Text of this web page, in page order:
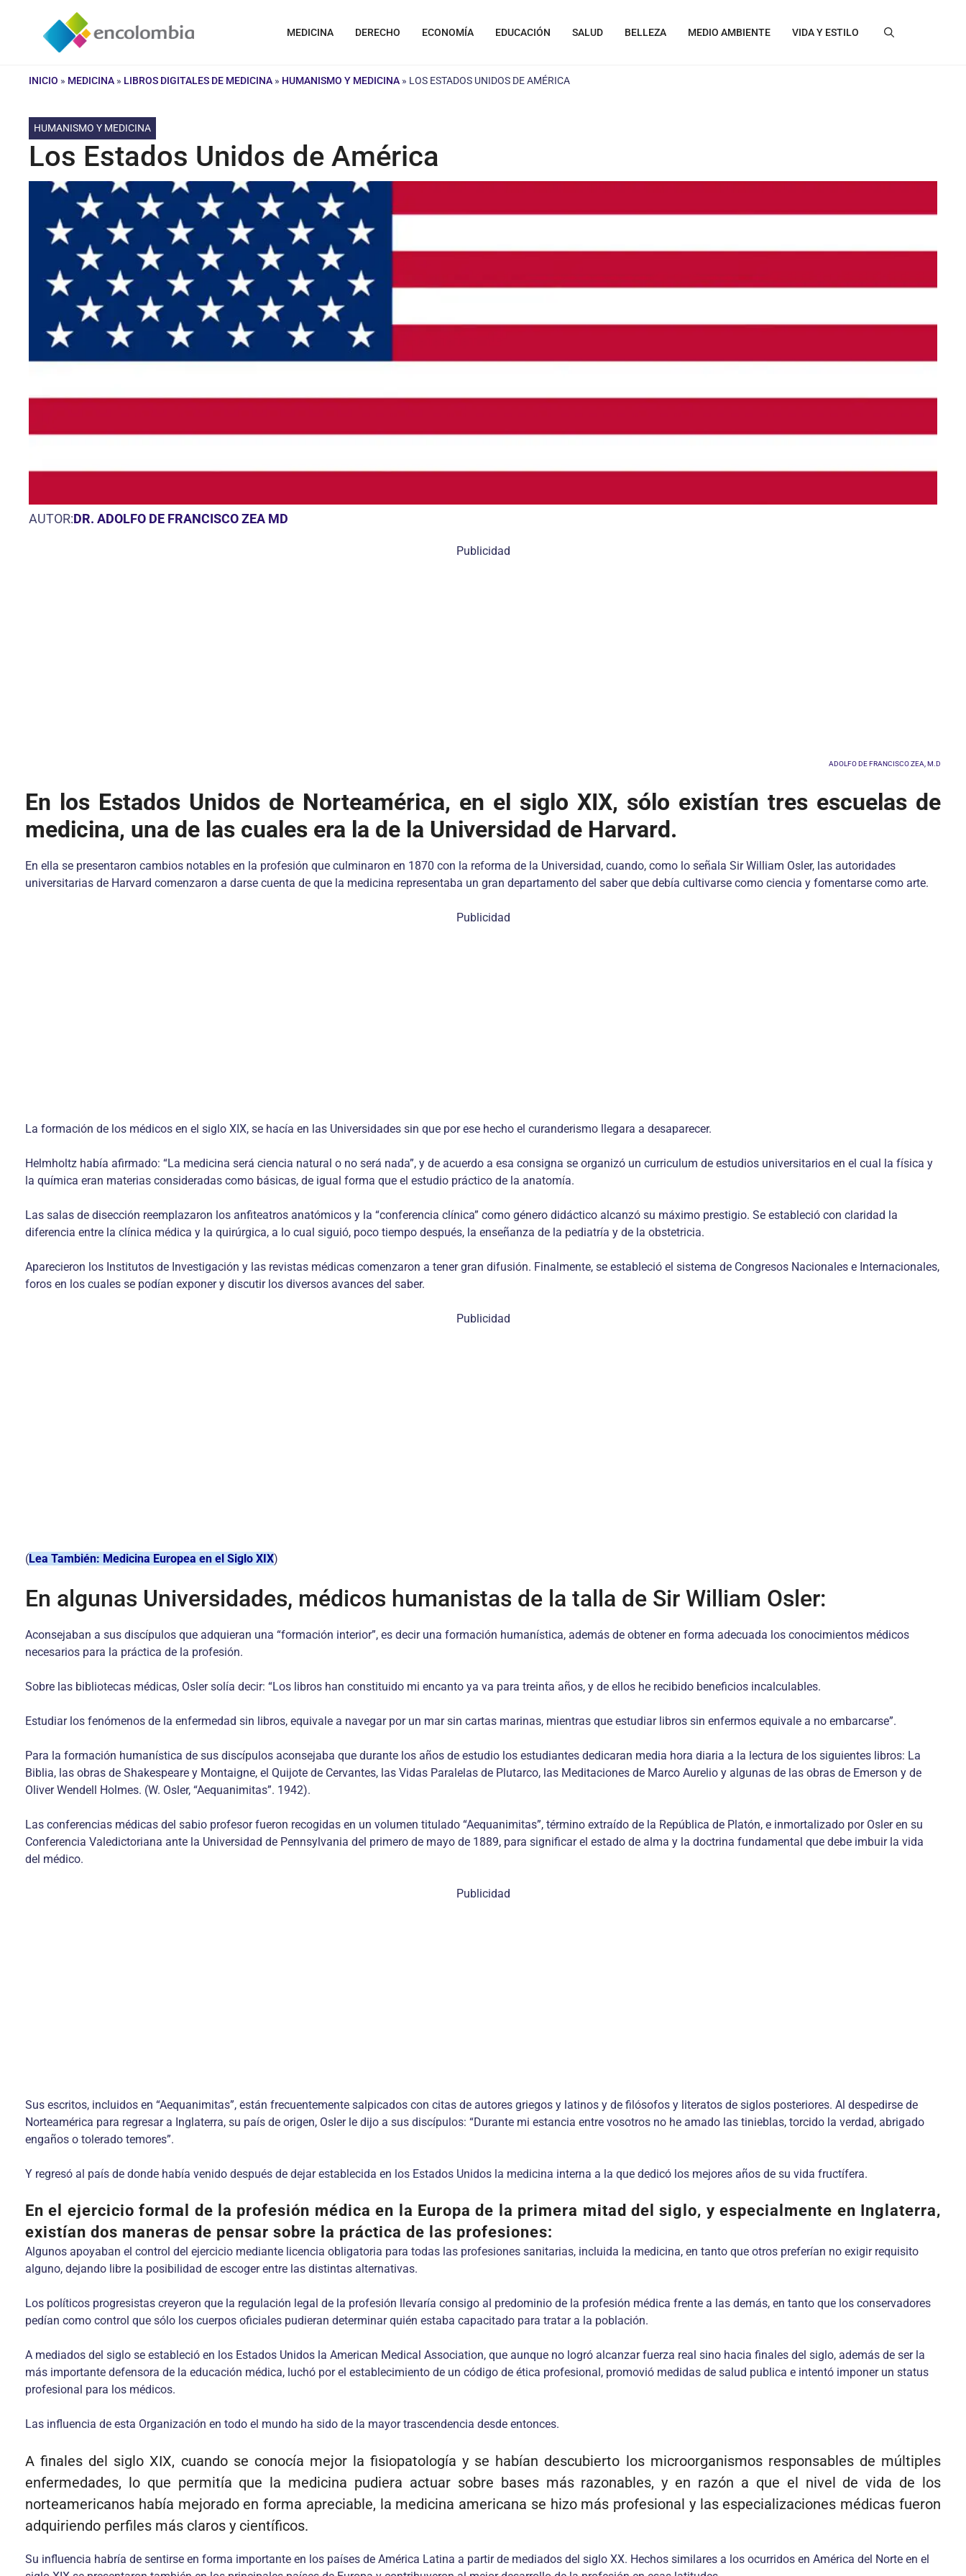
contenido
MEDICINA DERECHO ECONOMÍA EDUCACIÓN SALUD BELLEZA MEDIO AMBIENTE VIDA Y ESTILO
INICIO » MEDICINA » LIBROS DIGITALES DE MEDICINA » HUMANISMO Y MEDICINA » LOS ESTADOS UNIDOS DE AMÉRICA
HUMANISMO Y MEDICINA
Los Estados Unidos de América
AUTOR:DR. ADOLFO DE FRANCISCO ZEA MD
Publicidad
ADOLFO DE FRANCISCO ZEA, M.D
En los Estados Unidos de Norteamérica, en el siglo XIX, sólo existían tres escuelas de
medicina, una de las cuales era la de la Universidad de Harvard.
En ella se presentaron cambios notables en la profesión que culminaron en 1870 con la reforma de la Universidad, cuando, como lo señala Sir William Osler, las autoridades
universitarias de Harvard comenzaron a darse cuenta de que la medicina representaba un gran departamento del saber que debía cultivarse como ciencia y fomentarse como arte.
Publicidad
La formación de los médicos en el siglo XIX, se hacía en las Universidades sin que por ese hecho el curanderismo llegara a desaparecer.
Helmholtz había afirmado: “La medicina será ciencia natural o no será nada”, y de acuerdo a esa consigna se organizó un curriculum de estudios universitarios en el cual la física y
la química eran materias consideradas como básicas, de igual forma que el estudio práctico de la anatomía.
Las salas de disección reemplazaron los anfiteatros anatómicos y la “conferencia clínica” como género didáctico alcanzó su máximo prestigio. Se estableció con claridad la
diferencia entre la clínica médica y la quirúrgica, a lo cual siguió, poco tiempo después, la enseñanza de la pediatría y de la obstetricia.
Aparecieron los Institutos de Investigación y las revistas médicas comenzaron a tener gran difusión. Finalmente, se estableció el sistema de Congresos Nacionales e Internacionales,
foros en los cuales se podían exponer y discutir los diversos avances del saber.
Publicidad
(Lea También: Medicina Europea en el Siglo XIX)
En algunas Universidades, médicos humanistas de la talla de Sir William Osler:
Aconsejaban a sus discípulos que adquieran una “formación interior”, es decir una formación humanística, además de obtener en forma adecuada los conocimientos médicos
necesarios para la práctica de la profesión.
Sobre las bibliotecas médicas, Osler solía decir: “Los libros han constituido mi encanto ya va para treinta años, y de ellos he recibido beneficios incalculables.
Estudiar los fenómenos de la enfermedad sin libros, equivale a navegar por un mar sin cartas marinas, mientras que estudiar libros sin enfermos equivale a no embarcarse”.
Para la formación humanística de sus discípulos aconsejaba que durante los años de estudio los estudiantes dedicaran media hora diaria a la lectura de los siguientes libros: La
Biblia, las obras de Shakespeare y Montaigne, el Quijote de Cervantes, las Vidas Paralelas de Plutarco, las Meditaciones de Marco Aurelio y algunas de las obras de Emerson y de
Oliver Wendell Holmes. (W. Osler, “Aequanimitas”. 1942).
Las conferencias médicas del sabio profesor fueron recogidas en un volumen titulado “Aequanimitas”, término extraído de la República de Platón, e inmortalizado por Osler en su
Conferencia Valedictoriana ante la Universidad de Pennsylvania del primero de mayo de 1889, para significar el estado de alma y la doctrina fundamental que debe imbuir la vida
del médico.
Publicidad
Sus escritos, incluidos en “Aequanimitas”, están frecuentemente salpicados con citas de autores griegos y latinos y de filósofos y literatos de siglos posteriores. Al despedirse de
Norteamérica para regresar a Inglaterra, su país de origen, Osler le dijo a sus discípulos: “Durante mi estancia entre vosotros no he amado las tinieblas, torcido la verdad, abrigado
engaños o tolerado temores”.
Y regresó al país de donde había venido después de dejar establecida en los Estados Unidos la medicina interna a la que dedicó los mejores años de su vida fructífera.
En el ejercicio formal de la profesión médica en la Europa de la primera mitad del siglo, y especialmente en Inglaterra,
existían dos maneras de pensar sobre la práctica de las profesiones:
Algunos apoyaban el control del ejercicio mediante licencia obligatoria para todas las profesiones sanitarias, incluida la medicina, en tanto que otros preferían no exigir requisito
alguno, dejando libre la posibilidad de escoger entre las distintas alternativas.
Los políticos progresistas creyeron que la regulación legal de la profesión llevaría consigo al predominio de la profesión médica frente a las demás, en tanto que los conservadores
pedían como control que sólo los cuerpos oficiales pudieran determinar quién estaba capacitado para tratar a la población.
A mediados del siglo se estableció en los Estados Unidos la American Medical Association, que aunque no logró alcanzar fuerza real sino hacia finales del siglo, además de ser la
más importante defensora de la educación médica, luchó por el establecimiento de un código de ética profesional, promovió medidas de salud publica e intentó imponer un status
profesional para los médicos.
Las influencia de esta Organización en todo el mundo ha sido de la mayor trascendencia desde entonces.
A finales del siglo XIX, cuando se conocía mejor la fisiopatología y se habían descubierto los microorganismos responsables de múltiples
enfermedades, lo que permitía que la medicina pudiera actuar sobre bases más razonables, y en razón a que el nivel de vida de los
norteamericanos había mejorado en forma apreciable, la medicina americana se hizo más profesional y las especializaciones médicas fueron
adquiriendo perfiles más claros y científicos.
Su influencia habría de sentirse en forma importante en los países de América Latina a partir de mediados del siglo XX. Hechos similares a los ocurridos en América del Norte en el